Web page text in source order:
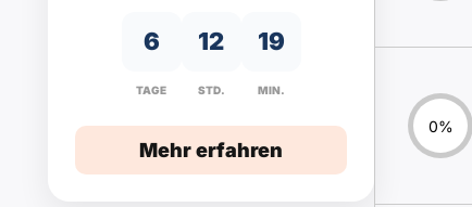
6
TAGE
12
STD.
19
MIN.
Mehr erfahren
0%